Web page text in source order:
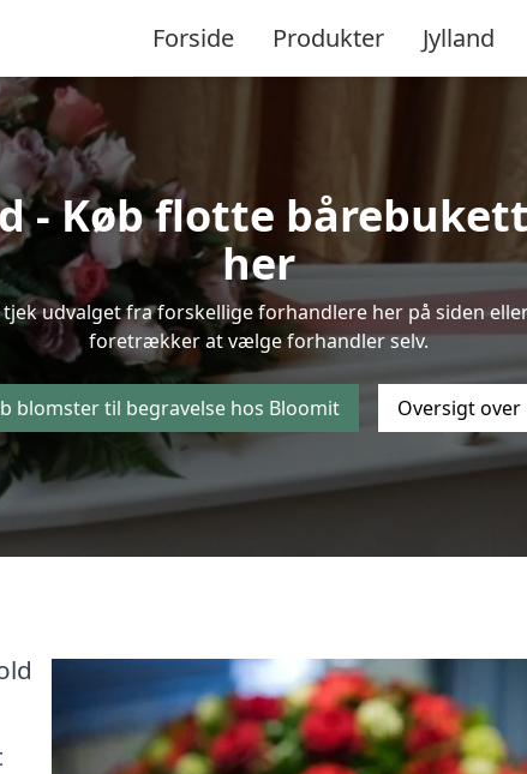
Forside Produkter Jylland
- Køb flotte
her
udvalget fra forskellige forhandlere her på siden
foretrækker at vælge forhandler selv.
blomster til begravelse hos Bloomit Oversigt